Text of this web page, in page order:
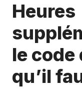
Heures
le code
qu’il